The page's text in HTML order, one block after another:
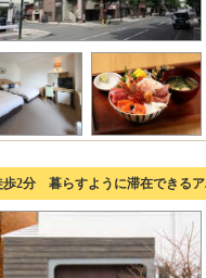
歩2分 暮らすように滞在できる